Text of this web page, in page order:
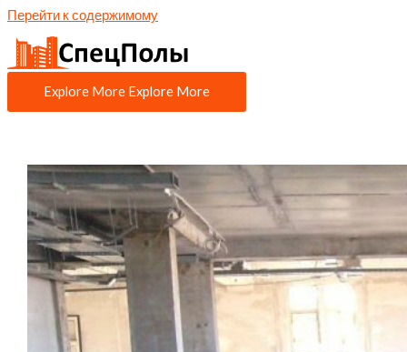
Перейти к содержимому
Explore More Explore More